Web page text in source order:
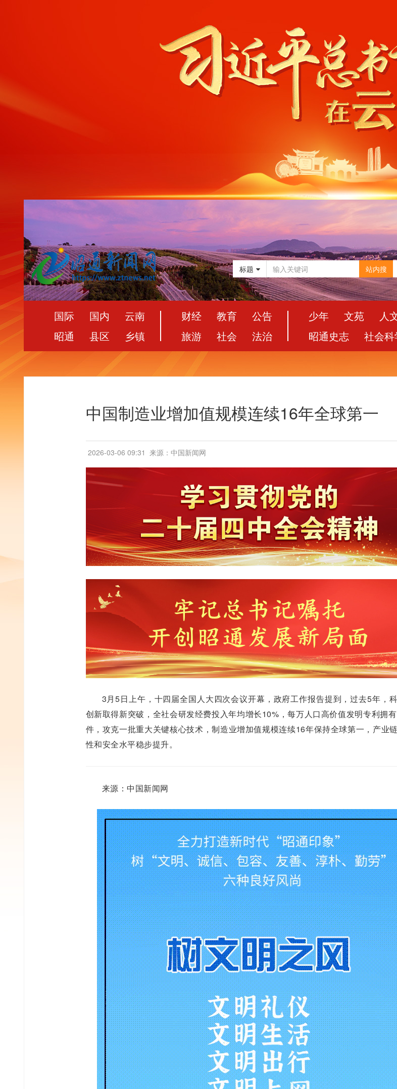
标题 站内搜
国际 国内
云南
昭通
县区 乡镇
财经 教育
公告
旅游
社会 法治
少年 文苑 人
昭通史志
社会科
中国制造业增加值规模连续16年全球第一
2026-03-06 09:31 来源：中国新闻网
3月5日上午，十四届全国人大四次会议开幕，政府工作报告提到，过去5年，
创新取得新突破，全社会研发经费投入年均增长10%，每万人口高价值发明专利拥
件，攻克一批重大关键核心技术，制造业增加值规模连续16年保持全球第一，产业
性和安全水平稳步提升。
来源：中国新闻网